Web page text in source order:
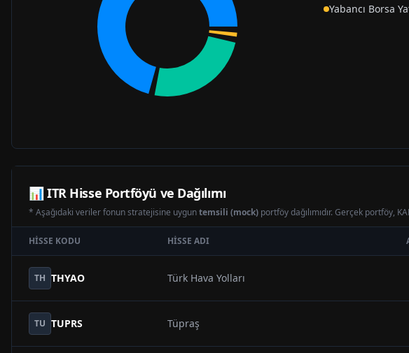
Yabancı Borsa
📊ITRHisse Portföyü ve Dağılımı
* Aşağıdaki veriler fonun stratejisine uyguntemsili (mock) portföy dağılımıdır. Gerçek portföy,
HISSE KODU HISSE ADI
TH THYAO Türk Hava Yolları
TU TUPRS Tüpraş